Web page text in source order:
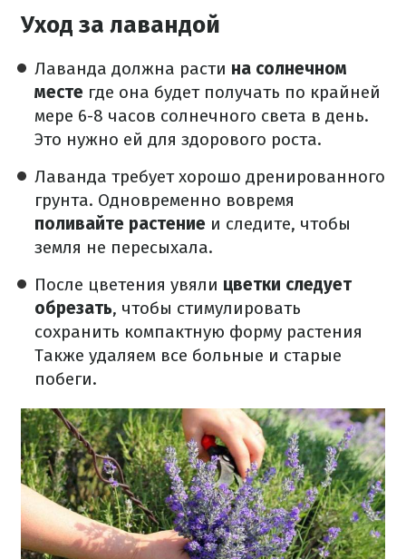
Уход за лавандой
Лаванда должна расти на солнечном
месте где она будет получать по крайней
мере 6-8 часов солнечного света в день.
Это нужно ей для здорового роста.
Лаванда требует хорошо дренированного
грунта. Одновременно вовремя
поливайте растение и следите, чтобы
земля не пересыхала.
После цветения увяли цветки следует
обрезать, чтобы стимулировать
сохранить компактную форму растения
Также удаляем все больные и старые
побеги.